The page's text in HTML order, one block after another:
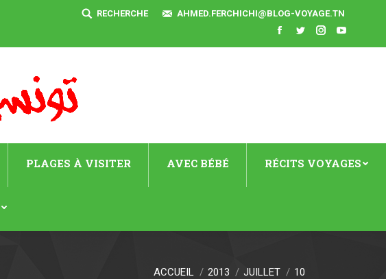
SEARCH:
RECHERCHE AHMED.FERCHICHI@BLOG-VOYAGE.TN
Facebook
TwitterInstagram
PLAGES À VISITER AVEC BÉBÉ RÉCITS VOYAGES
ACCUEIL 2013 JUILLET 10